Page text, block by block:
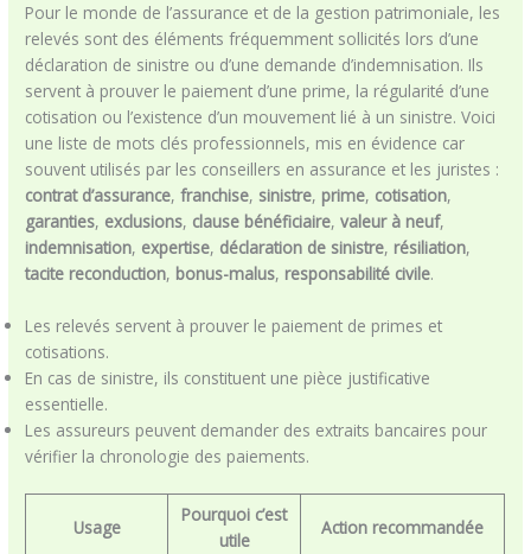
Pour le monde de l’assurance et de la gestion patrimoniale, les
relevés sont des éléments fréquemment sollicités lors d’une
déclaration de sinistre ou d’une demande d’indemnisation. Ils
servent à prouver le paiement d’une prime, la régularité d’une
cotisation ou l’existence d’un mouvement lié à un sinistre. Voici
une liste de mots clés professionnels, mis en évidence car
souvent utilisés par les conseillers en assurance et les juristes :
contrat d’assurance,franchise, sinistre, prime, cotisation,
garanties, exclusions, clause bénéficiaire,valeur à neuf,
indemnisation, expertise, déclaration de sinistre, résiliation,
tacite reconduction, bonus-malus, responsabilité civile.
Les relevés servent à prouver le paiement de primes et
cotisations.
En cas de sinistre, ils constituent une pièce justificative
essentielle.
Les assureurs peuvent demander des extraits bancaires pour
vérifier la chronologie des paiements.
Usage
Pourquoi c’est
utile
Action recommandée